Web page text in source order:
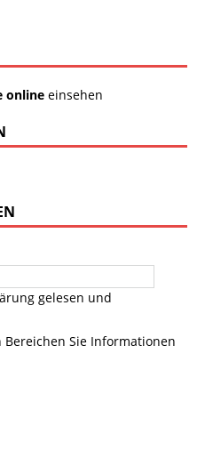
online einsehen
gelesen und
Bereichen Sie Informationen